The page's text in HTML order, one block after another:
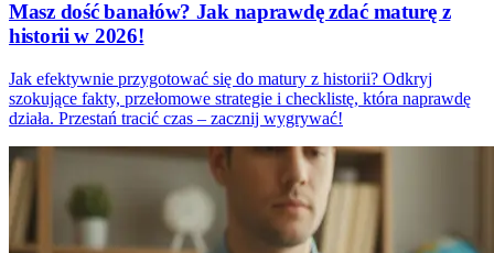
Masz dość banałów? Jak naprawdę zdać maturę z
historii w 2026!
Jak efektywnie przygotować się do matury z historii? Odkryj
szokujące fakty, przełomowe strategie i checklistę, która naprawdę
działa. Przestań tracić czas – zacznij wygrywać!